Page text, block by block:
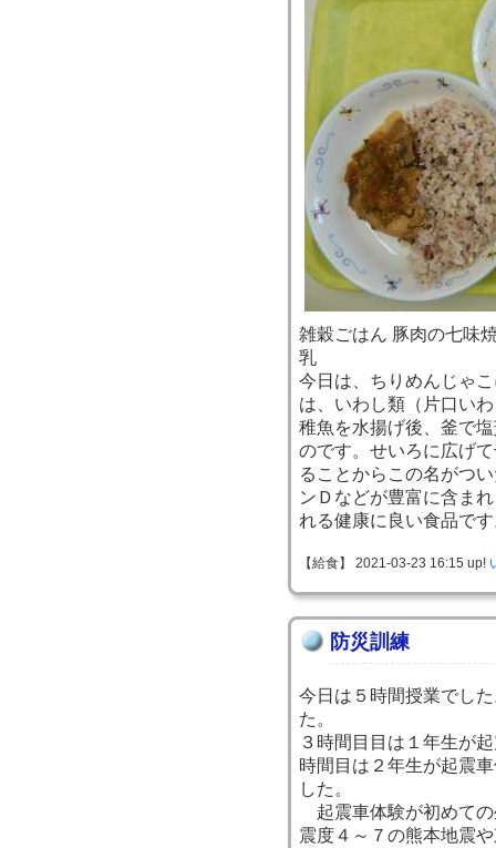
雑穀ごはん 豚肉の七味
乳
今日は、ちりめんじゃ
は、いわし類（片口い
稚魚を水揚げ後、釜で
のです。せいろに広げ
ることからこの名がつ
ンＤなどが豊富に含ま
れる健康に良い食品で
【給食】 2021-03-23 16:15 up!
防災訓練
今日は５時間授業でし
た。
３時間目目は１年生が
時間目は２年生が起震
した。
起震車体験が初めての
震度４～７の熊本地震